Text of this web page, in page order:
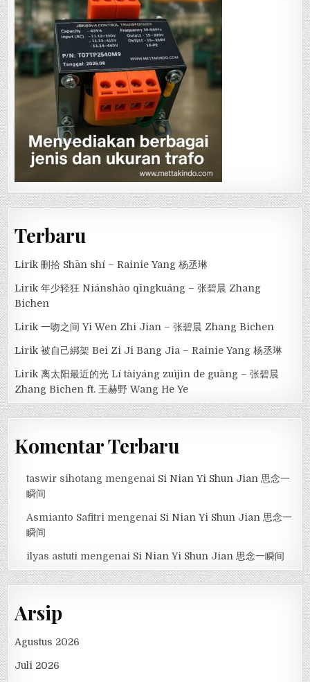
Terbaru
Lirik 刪拾 Shān shí – Rainie Yang 杨丞琳
Lirik 年少轻狂 Niánshào qīngkuáng – 张碧晨 Zhang
Bichen
Lirik 一吻之间 Yi Wen Zhi Jian – 张碧晨 Zhang Bichen
Lirik 被自己綁架 Bei Zi Ji Bang Jia – Rainie Yang 杨丞琳
Lirik 离太阳最近的光 Lí tàiyáng zuìjìn de guāng – 张碧晨
Zhang Bichen ft. 王赫野 Wang He Ye
Komentar Terbaru
taswir sihotang mengenai Si Nian Yi Shun Jian 思念一
瞬间
Asmianto Safitri mengenai Si Nian Yi Shun Jian 思念一
瞬间
ilyas astuti mengenai Si Nian Yi Shun Jian 思念一瞬间
Arsip
Agustus 2026
Juli 2026